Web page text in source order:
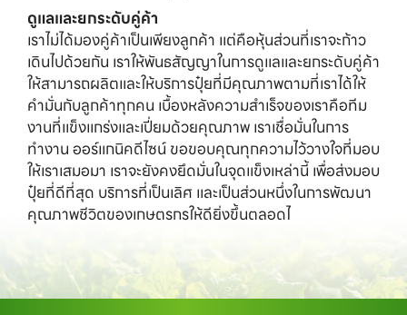
ดูแลและยกระดับคู่ค้า
เราไม่ได้มองคู่ค้าเป็นเพียงลูกค้า แต่คือหุ้นส่วนที่เราจะก้าว
เดินไปด้วยกัน เราให้พันธสัญญาในการดูแลและยกระดับคู่ค้า
ให้สามารถผลิตและให้บริการปุ๋ยที่มีคุณภาพตามที่เราได้ให้
คำมั่นกับลูกค้าทุกคน เบื้องหลังความสำเร็จของเราคือทีม
งานที่แข็งแกร่งและเปี่ยมด้วยคุณภาพ เราเชื่อมั่นในการ
ทำงาน ออร์แกนิคดีไซน์ ขอขอบคุณทุกความไว้วางใจที่มอบ
ให้เราเสมอมา เราจะยังคงยึดมั่นในจุดแข็งเหล่านี้ เพื่อส่งมอบ
ปุ๋ยที่ดีที่สุด บริการที่เป็นเลิศ และเป็นส่วนหนึ่งในการพัฒนา
คุณภาพชีวิตของเกษตรกรให้ดียิ่งขึ้นตลอดไ